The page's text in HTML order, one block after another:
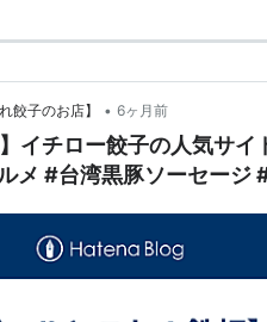
餃子のお店】 • 6ヶ月前
イチロー餃子の人気サ
メ #台湾黒豚ソーセージ